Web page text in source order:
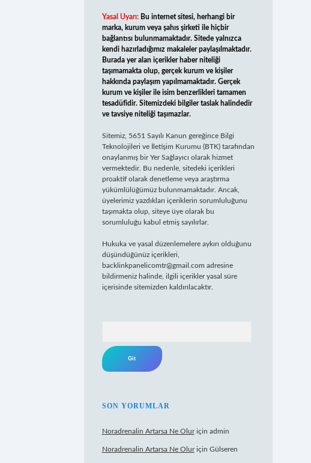
Yasal Uyarı: Bu internet sitesi, herhangi bir
marka, kurum veya şahıs şirketi ile hiçbir
bağlantısı bulunmamaktadır. Sitede yalnızca
kendi hazırladığımız makaleler paylaşılmaktadır.
Burada yer alan içerikler haber niteliği
taşımamakta olup, gerçek kurum ve kişiler
hakkında paylaşım yapılmamaktadır. Gerçek
kurum ve kişiler ile isim benzerlikleri tamamen
tesadüfidir. Sitemizdeki bilgiler taslak halindedir
ve tavsiye niteliği taşımazlar.
Sitemiz, 5651 Sayılı Kanun gereğince Bilgi
Teknolojileri ve İletişim Kurumu (BTK) tarafından
onaylanmış bir Yer Sağlayıcı olarak hizmet
vermektedir. Bu nedenle, sitedeki içerikleri
proaktif olarak denetleme veya araştırma
yükümlülüğümüz bulunmamaktadır. Ancak,
üyelerimiz yazdıkları içeriklerin sorumluluğunu
taşımakta olup, siteye üye olarak bu
sorumluluğu kabul etmiş sayılırlar.
Hukuka ve yasal düzenlemelere aykırı olduğunu
düşündüğünüz içerikleri,
backlinkpanelicomtr@gmail.com adresine
bildirmeniz halinde, ilgili içerikler yasal süre
içerisinde sitemizden kaldırılacaktır.
SON YORUMLAR
Noradrenalin Artarsa Ne Oluriçin admin
Noradrenalin Artarsa Ne Oluriçin Gülseren